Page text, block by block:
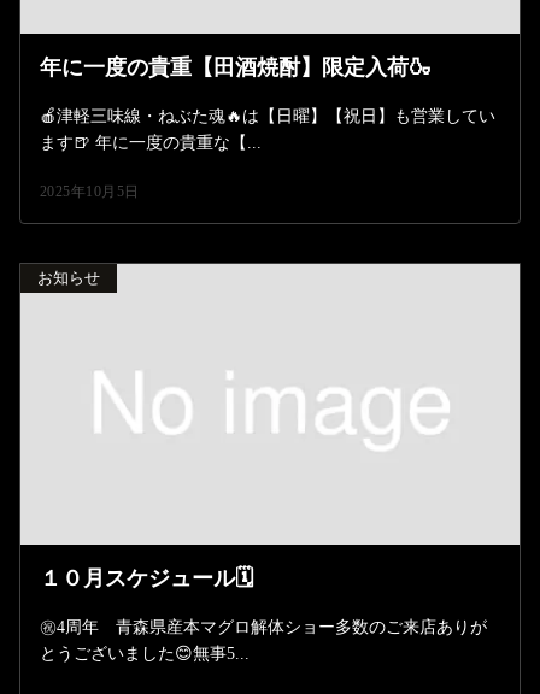
年に一度の貴重【田酒焼酎】限定入荷🍶
🍎津軽三味線・ねぶた魂🔥は【日曜】【祝日】も営業してい
ます🍺 年に一度の貴重な【...
2025年10月5日
お知らせ
１０月スケジュール🗓️
㊗️4周年 青森県産本マグロ解体ショー多数のご来店ありが
とうございました😊無事5...